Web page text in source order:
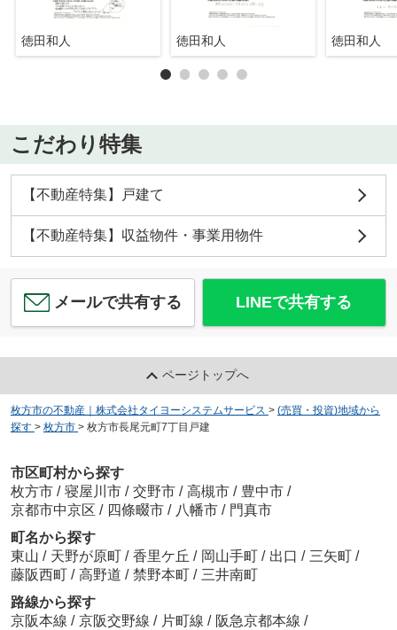
徳田和人 徳田和人 徳田和人
こだわり特集
【不動産特集】戸建て
【不動産特集】収益物件・事業用物件
メールで共有する LINEで共有する
ページトップへ
枚方市の不動産｜株式会社タイヨーシステムサービス > (売買・投資)地域から
探す > 枚方市 > 枚方市長尾元町7丁目戸建
市区町村から探す
枚方市 / 寝屋川市 / 交野市 / 高槻市 / 豊中市 /
京都市中京区 / 四條畷市 / 八幡市 / 門真市
町名から探す
東山 / 天野が原町 / 香里ケ丘 / 岡山手町 / 出口 / 三矢町 /
藤阪西町 / 高野道 / 禁野本町 / 三井南町
路線から探す
京阪本線 / 京阪交野線 / 片町線 / 阪急京都本線 /